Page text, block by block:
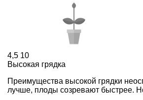
4,5 10
Высокая грядка
Преимущества высокой грядки
лучше, плоды созревают быстрее.